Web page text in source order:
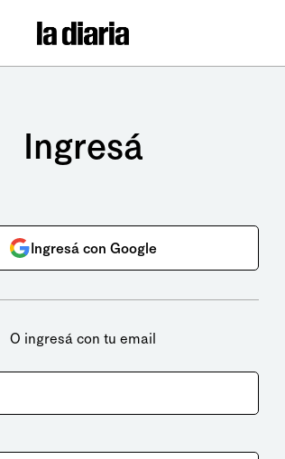
Ingresá
Ingresá con Google
O ingresá con tu email